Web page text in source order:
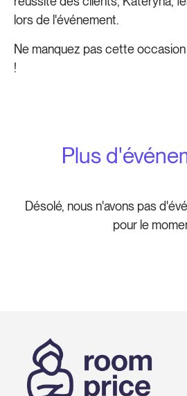
lors de l'événement.
Ne manquez pas cette
!
Plus
Désolé, nous n'avons pas
pour le